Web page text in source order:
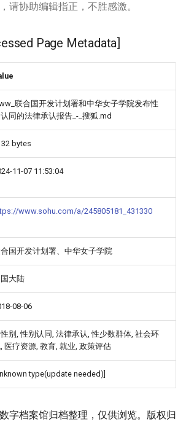
请协助编辑指正，不胜感激。
Page Metadata]
联合国开发计划署和中华女子学院发布性
同的法律承认报告_-_搜狐.md
bytes
11-07 11:53:04
www.sohu.com/a/245805181_431330
国开发计划署、中华女子学院
大陆
08-06
别, 性别认同, 法律承认, 性少数群体, 社会环
医疗资源, 教育, 就业, 政策评估
type(update needed)]
字档案馆归档整理，仅供浏览。版权归